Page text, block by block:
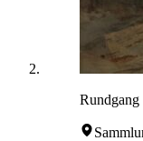
Rundgang